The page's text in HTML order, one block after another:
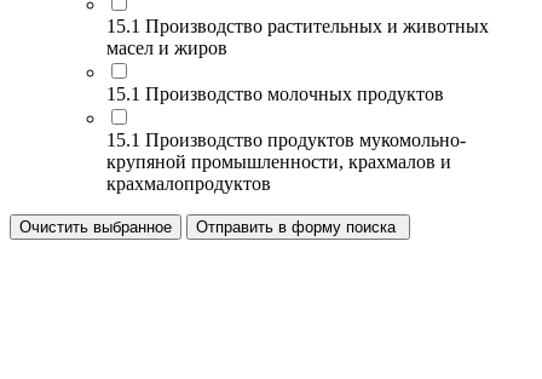
15.1 Производство растительных и животных
масел и жиров
15.1 Производство молочных продуктов
15.1 Производство продуктов мукомольно-
крупяной промышленности, крахмалов и
крахмалопродуктов